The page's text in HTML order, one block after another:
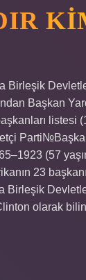
Başkan
listesi
(57
23
olarak